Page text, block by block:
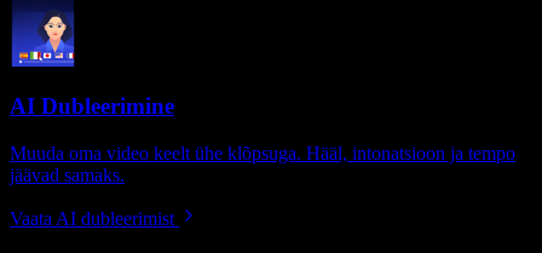
AI Dubleerimine
Muuda oma video keelt ühe klõpsuga. Hääl, intonatsioon ja tempo
jäävad samaks.
Vaata AI dubleerimist